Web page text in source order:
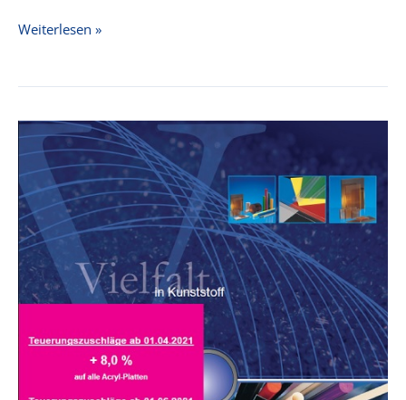
Rosinsky
und
Weiterlesen »